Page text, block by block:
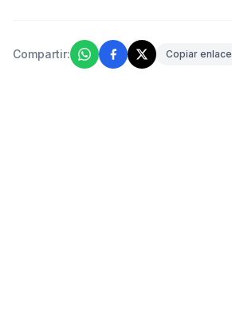
Compartir: Copiar enlace